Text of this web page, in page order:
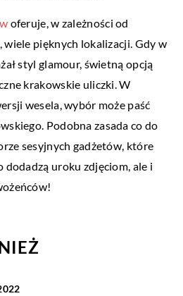
oferuje, w zależności od
pięknych lokalizacji. Gdy w
styl glamour, świetną opcją
krakowskie uliczki. W
wesela, wybór może paść
Podobna zasada co do
sesyjnych gadżetów, które
uroku zdjęciom, ale i